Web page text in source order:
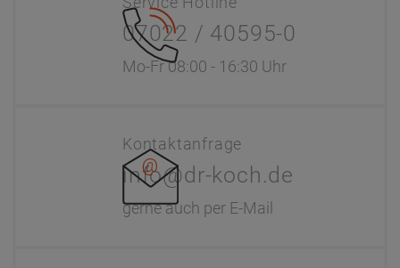
07022 / 40595-0
Mo-Fr 08:00 - 16:30 Uhr
Kontaktanfrage
info@dr-koch.de
gerne auch per E-Mail